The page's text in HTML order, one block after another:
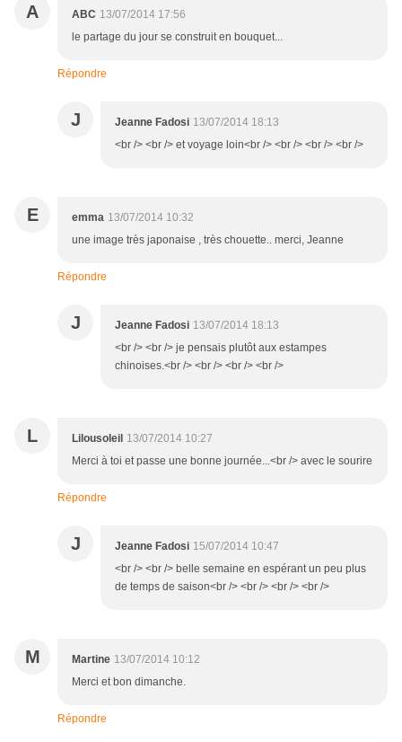
A ABC 13/07/2014 17:56
le partage du jour se construit en bouquet...
Répondre
J Jeanne Fadosi 13/07/2014 18:13
<br /> <br /> et voyage loin<br /> <br /> <br /> <br />
E emma 13/07/2014 10:32
une image très japonaise , très chouette.. merci, Jeanne
Répondre
J Jeanne Fadosi 13/07/2014 18:13
<br /> <br /> je pensais plutôt aux estampes
chinoises.<br /> <br /> <br /> <br />
L Lilousoleil 13/07/2014 10:27
Merci à toi et passe une bonne journée...<br /> avec le sourire
Répondre
J Jeanne Fadosi 15/07/2014 10:47
<br /> <br /> belle semaine en espérant un peu plus
de temps de saison<br /> <br /> <br /> <br />
M Martine 13/07/2014 10:12
Merci et bon dimanche.
Répondre